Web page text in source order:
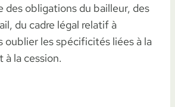
des obligations du bailleur, des
du cadre légal relatif à
oublier les spécificités liées à la
la cession.